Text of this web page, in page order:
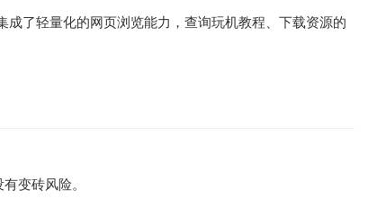
了轻量化的网页浏览能力，查询玩机教程、下载资源的
变砖风险。